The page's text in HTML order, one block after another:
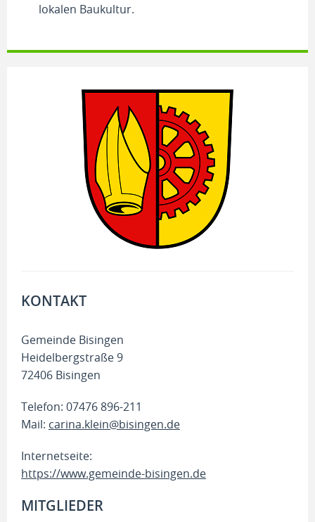
lokalen Baukultur.
KONTAKT
Gemeinde Bisingen
Heidelbergstraße 9
72406 Bisingen
Telefon: 07476 896-211
Mail: carina.klein@bisingen.de
Internetseite:
https://www.gemeinde-bisingen.de
MITGLIEDER